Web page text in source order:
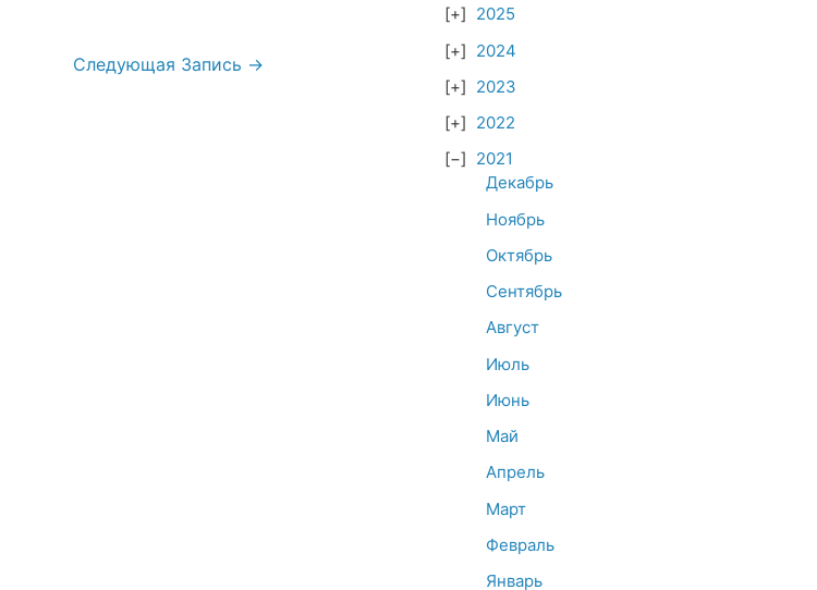
Следующая Запись →
2025
2024
2023
2022
2021
Декабрь
Ноябрь
Октябрь
Сентябрь
Август
Июль
Июнь
Май
Апрель
Март
Февраль
Январь